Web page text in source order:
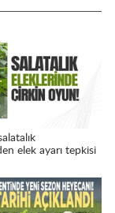
elek ayarı tepkisi